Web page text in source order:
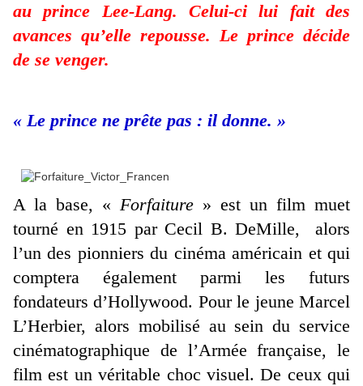
au prince Lee-Lang. Celui-ci lui fait des
avances qu’elle repousse. Le prince décide
de se venger.
« Le prince ne prête pas : il donne. »
A la base, « Forfaiture » est un film muet
tourné en 1915 par Cecil B. DeMille, alors
l’un des pionniers du cinéma américain et qui
comptera également parmi les futurs
fondateurs d’Hollywood. Pour le jeune Marcel
L’Herbier, alors mobilisé au sein du service
cinématographique de l’Armée française, le
film est un véritable choc visuel. De ceux qui